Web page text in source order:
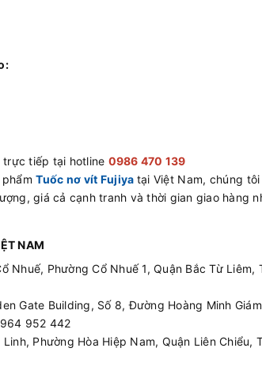
trực tiếp tại hotline 0986 470 139
phẩmTuốc nơ vít Fujiya tại Việt Nam, chúng
giá cả cạnh tranh và thời gian giao hàng
NAM
Nhuế, Phường Cổ Nhuế 1, Quận Bắc Từ Liêm,
Gate Building, Số 8, Đường Hoàng Minh
952 442
Phường Hòa Hiệp Nam, Quận Liên Chiểu,